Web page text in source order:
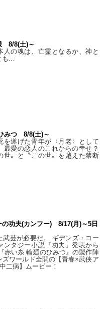
8/8(土)～
人の魂は、亡霊となるか、神と
も…
みつ 8/8(土)～
を遂げた青年が〈月老〉として
最愛の恋人のこれからの幸せ？
世〟と〝この世〟を越えた禁断
の功夫(カンフー) 8/17(月)～5日
武芸が必要だ。 ギデンズ・コー
ンタジー小説『功夫』発表から
い糸 輪廻のひみつ』の製作陣
ズワールド全開の【青春×武侠ア
二病】ムービー！